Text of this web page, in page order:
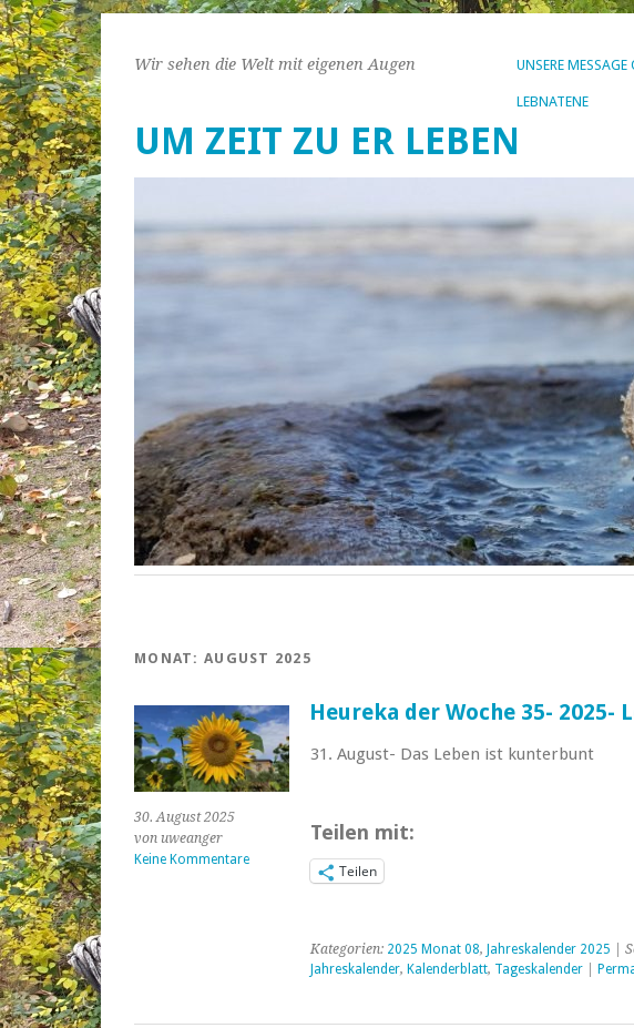
UNSERE
LEBNATENE
UM ZEIT ZU ER LEBEN
Wir sehen die Welt mit eigenen Augen
MONAT: AUGUST 2025
30. August 2025
von uweanger
Keine Kommentare
Heureka der Woche 35- 2025-
31. August- Das Leben ist kunterbunt
Teilen mit:
Teilen
Kategorien: 2025 Monat 08, Jahreskalender 2025 |
Jahreskalender, Kalenderblatt, Tageskalender|